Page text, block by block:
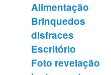
Alimentação
Brinquedos
disfraces
Escritório
Foto revelação